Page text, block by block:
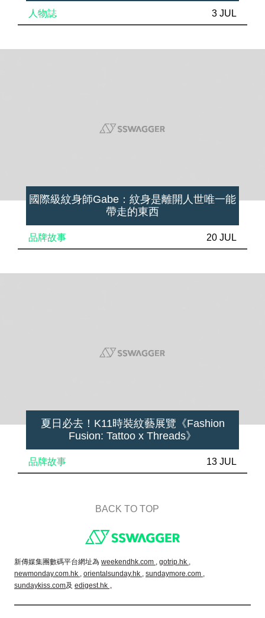
人物誌 3 JUL
國際級紋身師Gabe：紋身是離開人世唯一能
帶走的東西
品牌故事 20 JUL
夏日必去！K11時裝紋藝展覽《Fashion
Fusion: Tattoo x Threads》
品牌故事 13 JUL
BACK TO TOP
新傳媒集團數碼平台網址為 weekendhk.com ,
gotrip.hk ,
newmonday.com.hk ,
orientalsunday.hk ,
sundaymore.com ,
sundaykiss.com及 edigest.hk 。